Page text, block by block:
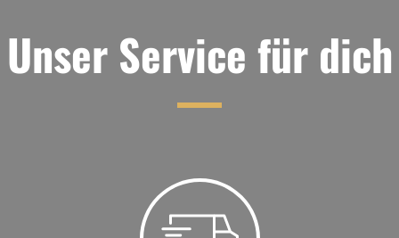
Unser Service für dich